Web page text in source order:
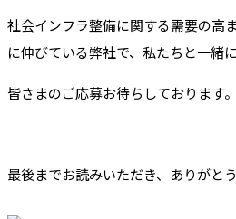
社会インフラ整備に関する需要の高
に伸びている弊社で、私たちと一緒
皆さまのご応募お待ちしております。
最後までお読みいただき、ありがと